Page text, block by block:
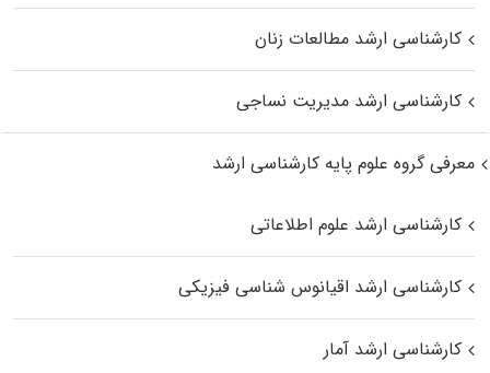
کارشناسی ارشد مطالعات زنان
کارشناسی ارشد مدیریت نساجی
معرفی گروه علوم پایه کارشناسی ارشد
کارشناسی ارشد علوم اطلاعاتی
کارشناسی ارشد اقیانوس‌ شناسی فیزیکی
کارشناسی ارشد آمار